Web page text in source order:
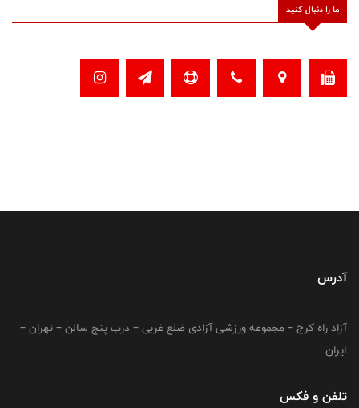
ما را دنبال کنید
آدرس
آزاد راه کرج – مجموعه ورزشی آزادی ضلع غربی – درب پنج سالن – تهران –
ایران
تلفن و فکس